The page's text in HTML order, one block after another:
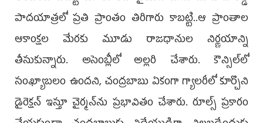
పాదయాత్రలో ప్రతి ప్రాంతం తిరిగారు కాబట్టి..ఆ ప్రాంతాల
ఆకాంక్షల మేరకు మూడు రాజధానుల నిర్ణయాన్ని
తీసుకున్నారు. అసెంబ్లీలో అల్లరి చేశారు. కౌన్సిల్‌లో
సంఖ్యాబలం ఉందని, చంద్రబాబు ఏకంగా గ్యాలరీలో కూర్చొని
డైరెక్షన్‌ ఇస్తూ చైర్మన్‌ను ప్రభావితం చేశారు. రూల్స్‌ ప్రకారం